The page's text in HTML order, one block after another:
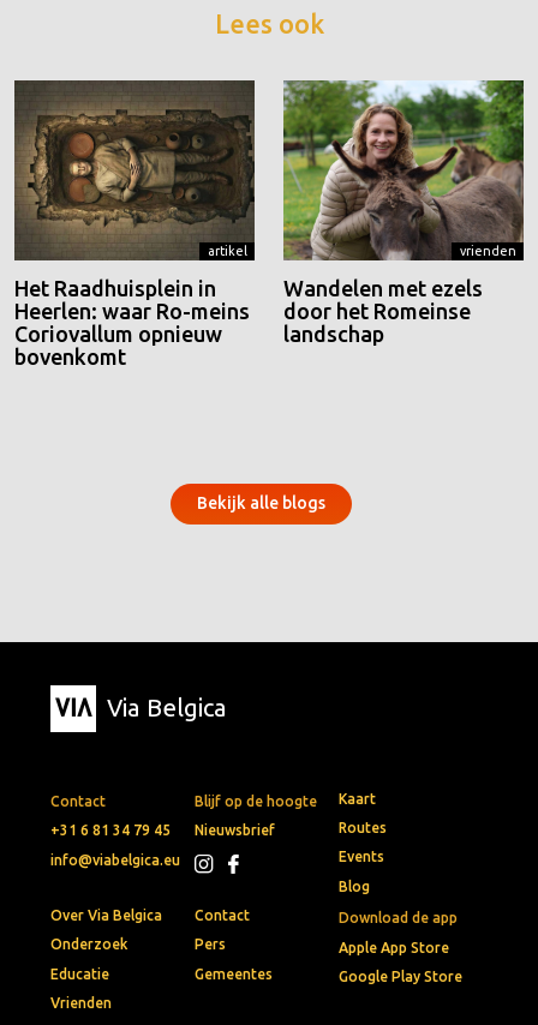
Lees ook
artikel
Het Raadhuisplein in
Heerlen: waar Ro-meins
Coriovallum opnieuw
bovenkomt
vrienden
Wandelen met ezels
door het Romeinse
landschap
Bekijk alle blogs
Via Belgica
Contact
+31 6 81 34 79 45
info@viabelgica.eu
Blijf op de hoogte
Nieuwsbrief
Download de app
Apple App Store
Google Play Store
Kaart
Routes
Events
Blog
Over Via Belgica
Onderzoek
Educatie
Vrienden
Contact
Pers
Gemeentes